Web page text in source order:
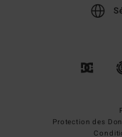
Protection des